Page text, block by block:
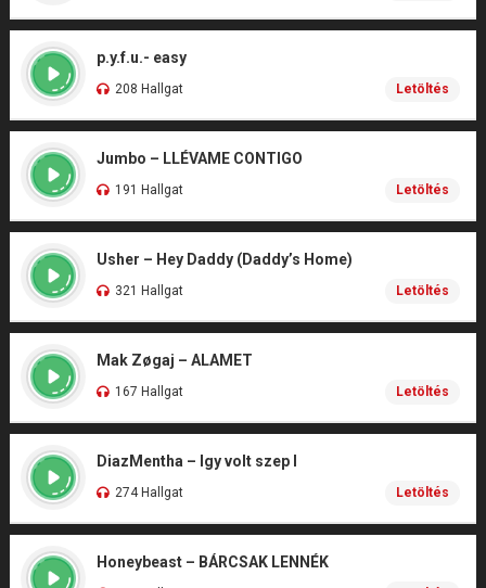
p.y.f.u.- easy
208 Hallgat Letöltés
Jumbo – LLÉVAME CONTIGO
191 Hallgat Letöltés
Usher – Hey Daddy (Daddy’s Home)
321 Hallgat Letöltés
Mak Zøgaj – ALAMET
167 Hallgat Letöltés
DiazMentha – Igy volt szep I
274 Hallgat Letöltés
Honeybeast – BÁRCSAK LENNÉK